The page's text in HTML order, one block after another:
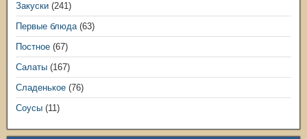
Закуски (241)
Первые блюда(63)
Постное (67)
Салаты (167)
Сладенькое (76)
Соусы (11)